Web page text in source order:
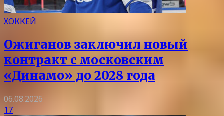
ХОККЕЙ
Ожиганов заключил новый
контракт с московским
«Динамо» до 2028 года
06.08.2026
17